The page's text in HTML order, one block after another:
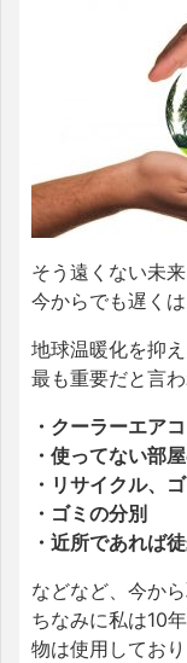
そう遠くない未
今からでも遅く
地球温暖化を抑
最も重要だと言わ
・クーラーエア
・使ってない部
・リサイクル、
・ゴミの分別
・近所であれば
などなど、今か
ちなみに私は10
物は使用しており